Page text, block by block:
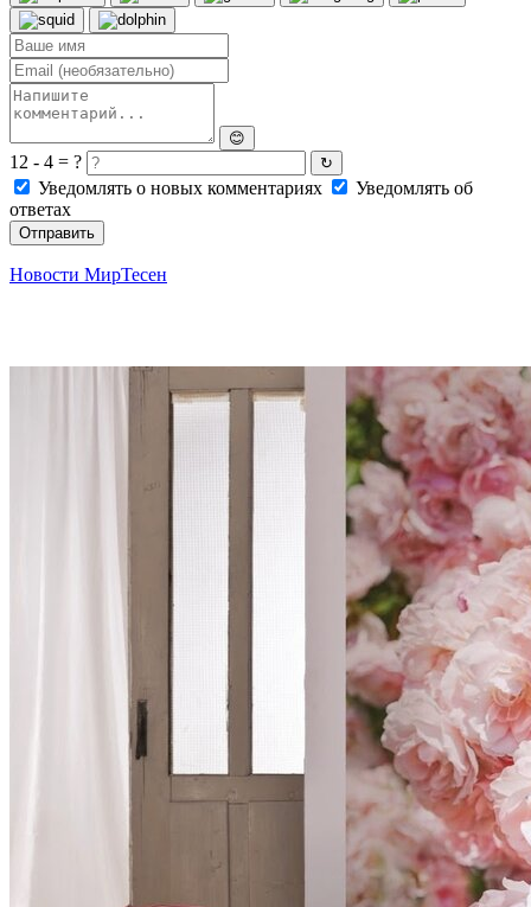
😊
12 - 4 = ? ↻
Уведомлять о новых комментариях
Уведомлять об
ответах
Отправить
Новости МирТесен